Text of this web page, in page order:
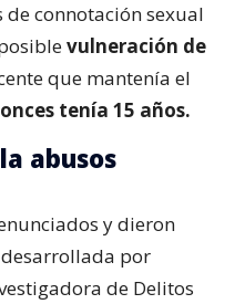
de connotación sexual
vulneración de
que mantenía el
tenía 15 años.
abusos
y dieron
por
de Delitos